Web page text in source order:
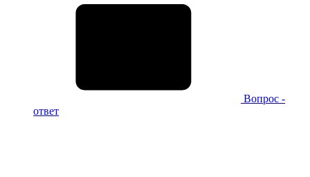
Вопрос -
ответ